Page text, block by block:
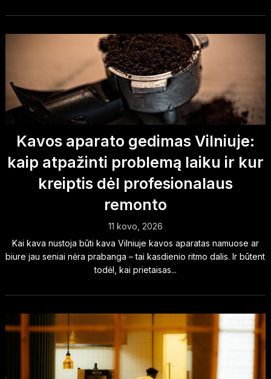
Kavos aparato gedimas Vilniuje:
kaip atpažinti problemą laiku ir kur
kreiptis dėl profesionalaus
remonto
11 kovo, 2026
Kai kava nustoja būti kava Vilniuje kavos aparatas namuose ar
biure jau seniai nėra prabanga – tai kasdienio ritmo dalis. Ir būtent
todėl, kai prietaisas...